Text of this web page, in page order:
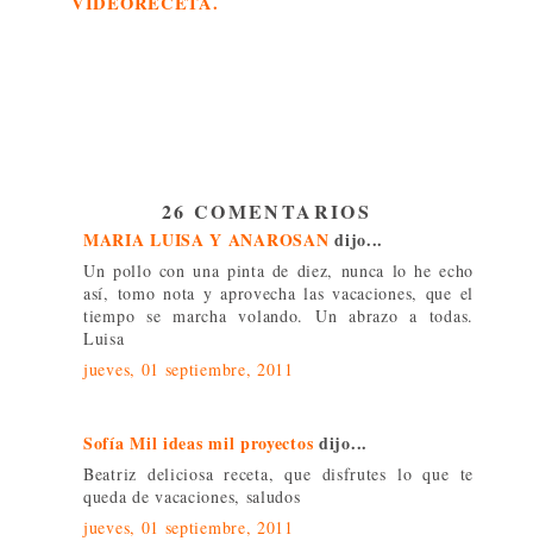
26 COMENTARIOS
MARIA LUISA Y ANAROSAN dijo...
Un pollo con una pinta de diez, nunca lo he echo
así, tomo nota y aprovecha las vacaciones, que el
tiempo se marcha volando. Un abrazo a todas.
Luisa
jueves, 01 septiembre, 2011
Sofía Mil ideas mil proyectos dijo...
Beatriz deliciosa receta, que disfrutes lo que te
queda de vacaciones, saludos
jueves, 01 septiembre, 2011